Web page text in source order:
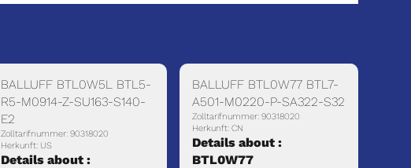
BALLUFF BTL0W5L BTL5-
R5-M0914-Z-SU163-S140-
E2
Zolltarifnummer: 90318020
Herkunft: US
Details about :
BALLUFF BTL0W77 BTL7-
A501-M0220-P-SA322-S32
Zolltarifnummer: 90318020
Herkunft: CN
Details about :
BTL0W77